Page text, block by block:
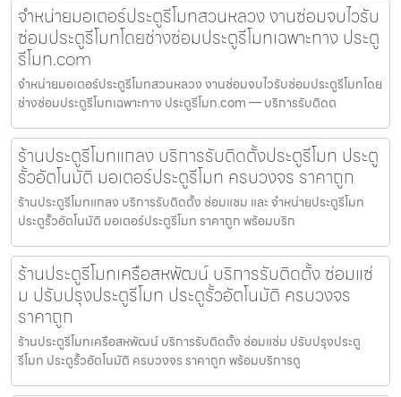
จำหน่ายมอเตอร์ประตูรีโมทสวนหลวง งานซ่อมจบไวรับ
ซ่อมประตูรีโมทโดยช่างซ่อมประตูรีโมทเฉพาะทาง ประตู
รีโมท.com
จำหน่ายมอเตอร์ประตูรีโมทสวนหลวง งานซ่อมจบไวรับซ่อมประตูรีโมทโดย
ช่างซ่อมประตูรีโมทเฉพาะทาง ประตูรีโมท.com — บริการรับติดต
ร้านประตูรีโมทแกลง บริการรับติดตั้งประตูรีโมท ประตู
รั้วอัตโนมัติ มอเตอร์ประตูรีโมท ครบวงจร ราคาถูก
ร้านประตูรีโมทแกลง บริการรับติดตั้ง ซ่อมแซม และ จำหน่ายประตูรีโมท
ประตูรั้วอัตโนมัติ มอเตอร์ประตูรีโมท ราคาถูก พร้อมบริก
ร้านประตูรีโมทเครือสหพัฒน์ บริการรับติดตั้ง ซ่อมแซ่
ม ปรับปรุงประตูรีโมท ประตูรั้วอัตโนมัติ ครบวงจร
ราคาถูก
ร้านประตูรีโมทเครือสหพัฒน์ บริการรับติดตั้ง ซ่อมแซ่ม ปรับปรุงประตู
รีโมท ประตูรั้วอัตโนมัติ ครบวงจร ราคาถูก พร้อมบริการดู